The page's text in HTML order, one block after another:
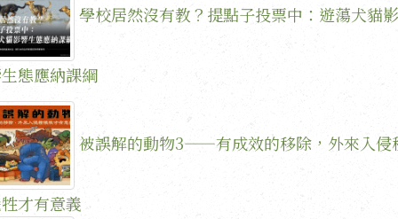
學校居然沒有教？提點子投票中：遊蕩犬貓影
態應納課綱
被誤解的動物3——有成效的移除，外來入侵
才有意義